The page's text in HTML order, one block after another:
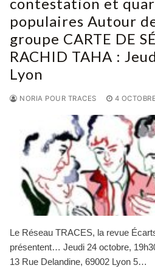
populaires Autour
groupe CARTE DE
RACHID TAHA :
Lyon
NORIA POUR TRACES 4
Le Réseau TRACES, la revue
présentent… Jeudi 24 octobre,
13 Rue Delandine, 69002 Lyon 5…